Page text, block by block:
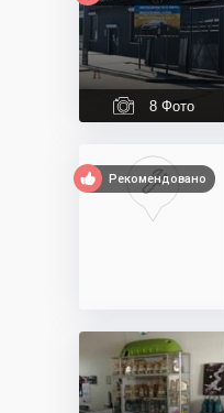
8 Фото
Рекомендовано